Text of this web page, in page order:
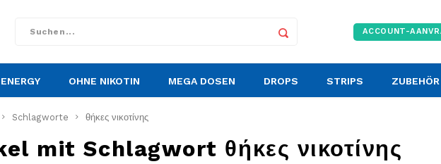
ACCOUNT-
ENERGY OHNE NIKOTIN MEGA DOSEN DROPS STRIPS ZUBEHÖR
Schlagworte θήκες νικοτίνης
mit Schlagwort θήκες νικοτίνης